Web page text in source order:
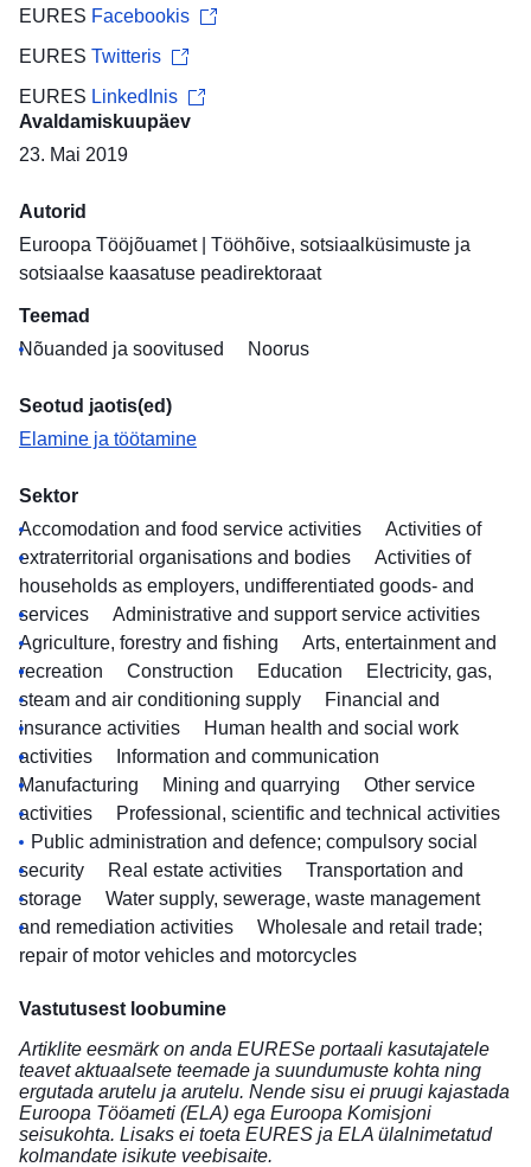
EURES Facebookis
EURES Twitteris
EURES LinkedInis
Avaldamiskuupäev
23. Mai 2019
Autorid
Euroopa Tööjõuamet| Tööhõive, sotsiaalküsimuste ja
sotsiaalse kaasatuse peadirektoraat
Teemad
Nõuanded ja soovitused
Noorus
Seotud jaotis(ed)
Elamine ja töötamine
Sektor
Accomodation and food service activities
Activities of
extraterritorial organisations and bodies
Activities of
households as employers, undifferentiated goods- and
services
Administrative and support service activities
Agriculture, forestry and fishing
Arts, entertainment and
recreation
Construction Education
Electricity, gas,
steam and air conditioning supply
Financial and
insurance activities
Human health and social work
activities
Information and communication
Manufacturing
Mining and quarrying
Other service
activities
Professional, scientific and technical activities
Public administration and defence; compulsory social
security
Real estate activities
Transportation and
storage
Water supply, sewerage, waste management
and remediation activities
Wholesale and retail trade;
repair of motor vehicles and motorcycles
Vastutusest loobumine
Artiklite eesmärk on anda EURESe portaali kasutajatele
teavet aktuaalsete teemade ja suundumuste kohta ning
ergutada arutelu ja arutelu. Nende sisu ei pruugi kajastada
Euroopa Tööameti (ELA) ega Euroopa Komisjoni
seisukohta. Lisaks ei toeta EURES ja ELA ülalnimetatud
kolmandate isikute veebisaite.